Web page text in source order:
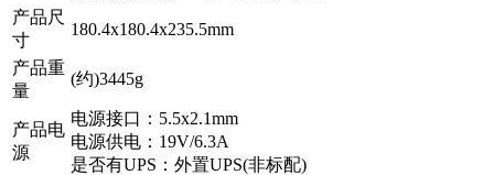
产品尺
寸
180.4x180.4x235.5mm
产品重
量
(约)3445g
产品电
源
电源接口：5.5x2.1mm
电源供电：19V/6.3A
是否有UPS：外置UPS(非标配)